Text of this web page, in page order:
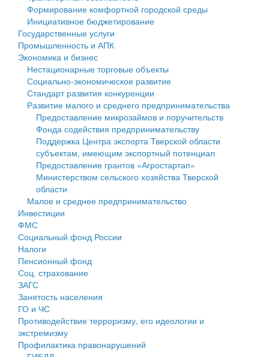
Государственные услуги
Промышленность и АПК
Экономика и бизнес
Символика
Устав
Гостям округа
Туризм
Культура
Образование
Здравоохранение
Социальная защита
Фотоальбом
муниципального округа Тверской области
Администрация Кашинского муниципального округа
Тверской области
Управление сельскими территориями
Открытые данные
Работа с обращениями граждан
Муниципальный контроль
Муниципальные услуги
Проекты административных регламентов
Антимонопольный комплаенс
Противодействие коррупции
Финансовое управление
Бюджет для граждан
Имущество
Выявление правообладателей ранее учтенных
объектов недвижимости
Имущественная поддержка субъектов малого и
среднего предпринимательства
Информационная поддержка субъектов малого и
среднего предпринимательства
Муниципальные программы
Контрольно-счетная палата
Персональные данные
Оценка регулирующего воздействия
Деятельность МУ
Нормативы градостроительного проектирования
Формирование комфортной городской среды
Инициативное бюджетирование
Государственные услуги
Промышленность и АПК
Экономика и бизнес
Нестационарные торговые объекты
Социально-экономическое развитие
Стандарт развития конкуренции
Развитие малого и среднего предпринимательства
Предоставление микрозаймов и поручительств
Фонда содействия предпринимательству
Поддержка Центра экспорта Тверской области
субъектам, имеющим экспортный потенциал
Предоставление грантов «Агростартап»
Министерством сельского хозяйства Тверской
области
Малое и среднее предпринимательство
Инвестиции
ФМС
Социальный фонд России
Налоги
Пенсионный фонд
Соц. страхование
ЗАГС
Занятость населения
ГО и ЧС
Противодействие терроризму, его идеологии и
экстремизму
Профилактика правонарушений